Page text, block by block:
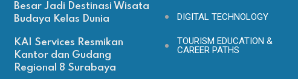
Besar Jadi Destinasi Wisata
Budaya Kelas Dunia
KAI Services Resmikan
Kantor dan Gudang
Regional 8 Surabaya
DIGITAL TECHNOLOGY
TOURISM EDUCATION &
CAREER PATHS